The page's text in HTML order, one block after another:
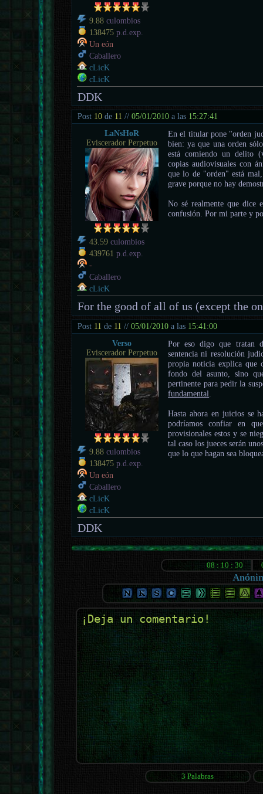
9.88 culombios
138475 p.d.exp.
Un eón
Caballero
cLicK
cLicK
DDK
Post 10 de 11 //05/01/2010 a las 15:27:41
LaNsHoR
Eviscerador Perpetuo
43.59 culombios
439761 p.d.exp.
-
Caballero
cLicK
En el titular pone "orden
bien: ya que una orden
está comiendo un delito
copias audiovisuales con
que lo de "orden" está
grave porque no hay
No sé realmente que dice
confusión. Por mi parte y
For the good of all of us (except the
Post 11 de 11 //05/01/2010 a las 15:41:00
Verso
Eviscerador Perpetuo
9.88 culombios
138475 p.d.exp.
Un eón
Caballero
cLicK
cLicK
Por eso digo que tratan
sentencia ni resolución
propia noticia explica que
fondo del asunto, sino
pertinente para pedir la
fundamental
Hasta ahora en juicios se
podríamos confiar en
provisionales estos y se
tal caso los jueces serán
que lo que hagan sea
DDK